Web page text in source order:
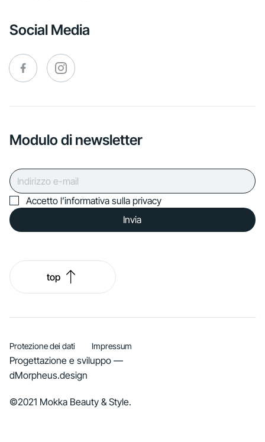
Social Media
Modulo di newsletter
Accetto l’informativa sulla privacy
Invia
top
©2021 Mokka Beauty & Style.
Protezione dei dati Impressum
Progettazione e sviluppo —
dMorpheus.design